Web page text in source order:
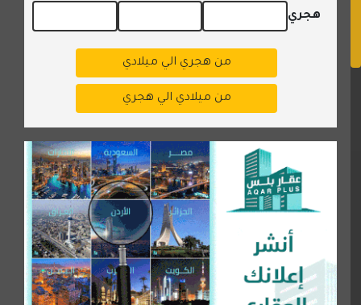
هجري
من هجري الي ميلادي
من ميلادي الي هجري